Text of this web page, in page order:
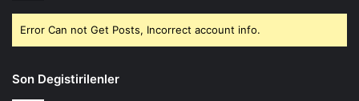
Error Can not Get Posts, Incorrect account info.
Son Degistirilenler